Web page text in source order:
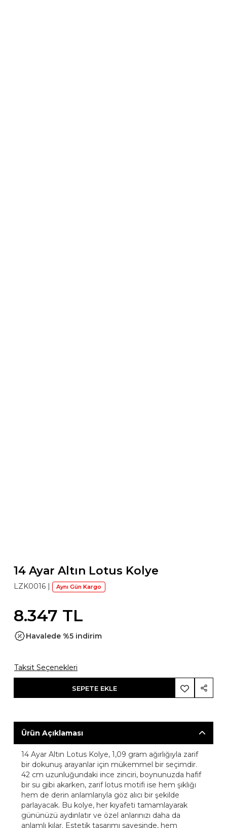
14 Ayar Altın Lotus Kolye
LZK0016 | Aynı Gün Kargo
8.347 TL
Havalede %5 indirim
Taksit Seçenekleri
SEPETE EKLE
Ürün Açıklaması
14 Ayar Altın Lotus Kolye, 1,09 gram ağırlığıyla zarif
bir dokunuş arayanlar için mükemmel bir seçimdir.
42 cm uzunluğundaki ince zinciri, boynunuzda hafif
bir su gibi akarken, zarif lotus motifi ise hem şıklığı
hem de derin anlamlarıyla göz alıcı bir şekilde
parlayacak. Bu kolye, her kıyafeti tamamlayarak
gününüzü aydınlatır ve özel anlarınızı daha da
anlamlı kılar. Estetik tasarımı sayesinde, hem